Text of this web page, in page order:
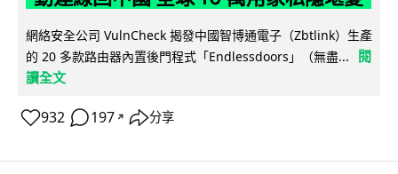
網絡安全公司 VulnCheck 揭發中國智博通電子（Zbtlink）生產
的 20 多款路由器內置後門程式「Endlessdoors」（無盡...
閱
讀全文
932 197 ↗ 分享